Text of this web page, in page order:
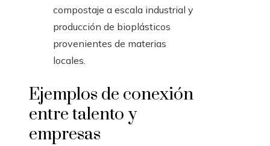
compostaje a escala industrial y
producción de bioplásticos
provenientes de materias
locales.
Ejemplos de conexión
entre talento y
empresas